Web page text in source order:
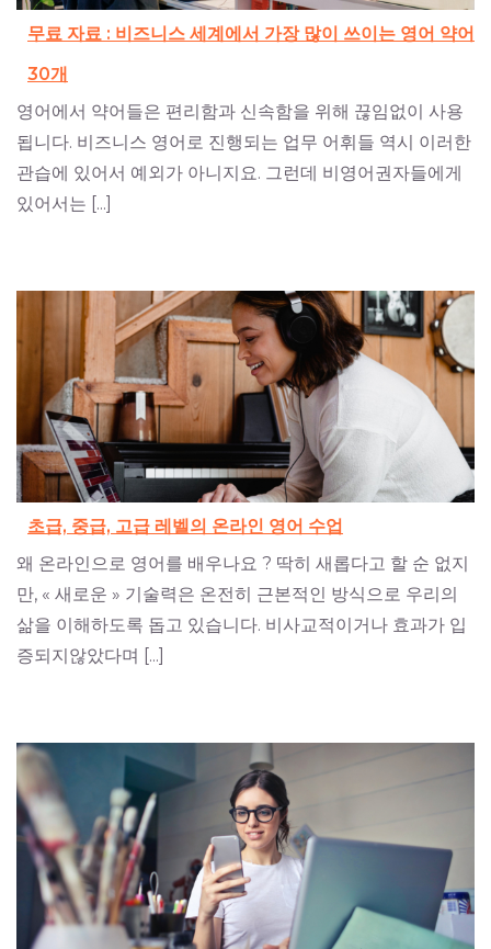
무료 자료 : 비즈니스 세계에서 가장 많이 쓰이는 영어 약어
30개
영어에서 약어들은 편리함과 신속함을 위해 끊임없이 사용
됩니다. 비즈니스 영어로 진행되는 업무 어휘들 역시 이러한
관습에 있어서 예외가 아니지요. 그런데 비영어권자들에게
있어서는 [...]
초급, 중급, 고급 레벨의 온라인 영어 수업
왜 온라인으로 영어를 배우나요 ? 딱히 새롭다고 할 순 없지
만, « 새로운 » 기술력은 온전히 근본적인 방식으로 우리의
삶을 이해하도록 돕고 있습니다. 비사교적이거나 효과가 입
증되지않았다며 [...]